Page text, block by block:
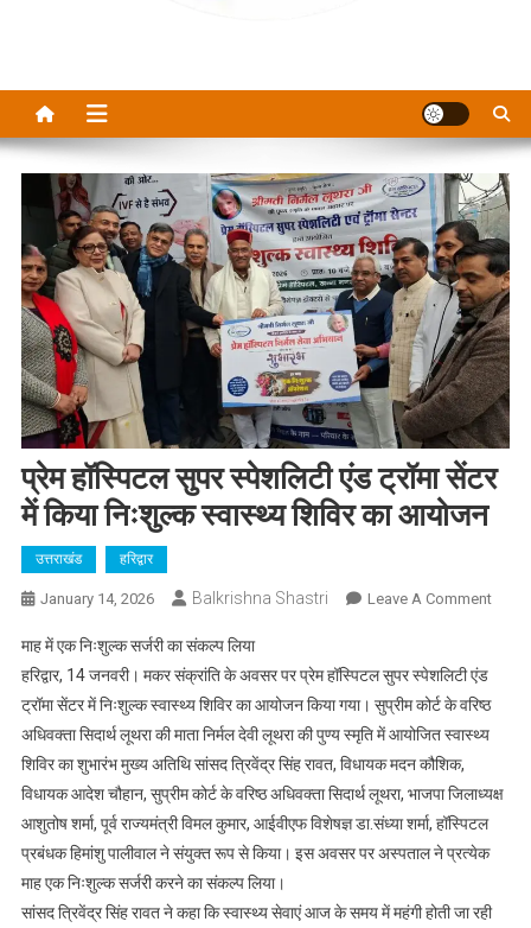
प्रेम हॉस्पिटल सुपर स्पेशलिटी एंड ट्रॉमा सेंटर
में किया निःशुल्क स्वास्थ्य शिविर का आयोजन
उत्तराखंड हरिद्वार
January 14, 2026 Balkrishna Shastri Leave A CommentOn
सेंटर
माह में एक निःशुल्क सर्जरी का संकल्प लिया
हरिद्वार, 14 जनवरी। मकर संक्रांति के अवसर पर प्रेम हॉस्पिटल सुपर स्पेशलिटी एंड
ट्रॉमा सेंटर में निःशुल्क स्वास्थ्य शिविर का आयोजन किया गया। सुप्रीम कोर्ट के वरिष्ठ
अधिवक्ता सिदार्थ लूथरा की माता निर्मल देवी लूथरा की पुण्य स्मृति में आयोजित स्वास्थ्य
शिविर का शुभारंभ मुख्य अतिथि सांसद त्रिवेंद्र सिंह रावत, विधायक मदन कौशिक,
विधायक आदेश चौहान, सुप्रीम कोर्ट के वरिष्ठ अधिवक्ता सिदार्थ लूथरा, भाजपा जिलाध्यक्ष
आशुतोष शर्मा, पूर्व राज्यमंत्री विमल कुमार, आईवीएफ विशेषज्ञ डा.संध्या शर्मा, हॉस्पिटल
प्रबंधक हिमांशु पालीवाल ने संयुक्त रूप से किया। इस अवसर पर अस्पताल ने प्रत्येक
माह एक निःशुल्क सर्जरी करने का संकल्प लिया।
सांसद त्रिवेंद्र सिंह रावत ने कहा कि स्वास्थ्य सेवाएं आज के समय में महंगी होती जा रही